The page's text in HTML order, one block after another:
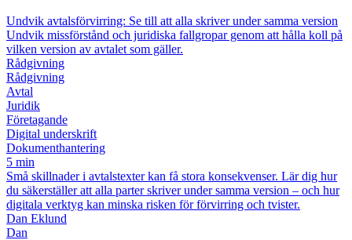
Undvik avtalsförvirring: Se till att alla skriver under samma version
Undvik missförstånd och juridiska fallgropar genom att hålla koll på
vilken version av avtalet som gäller.
Rådgivning
Rådgivning
Avtal
Juridik
Företagande
Digital underskrift
Dokumenthantering
5 min
Små skillnader i avtalstexter kan få stora konsekvenser. Lär dig hur
du säkerställer att alla parter skriver under samma version – och hur
digitala verktyg kan minska risken för förvirring och tvister.
Dan Eklund
Dan